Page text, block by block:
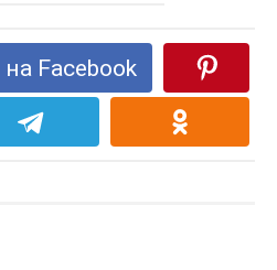
Facebook